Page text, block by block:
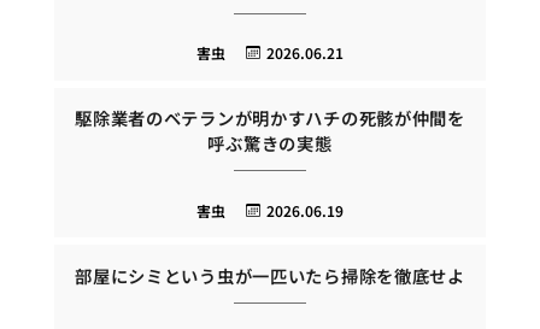
2026.06.21
害虫
駆除業者のベテランが明かすハチの死骸が仲間を
呼ぶ驚きの実態
2026.06.19
害虫
部屋にシミという虫が一匹いたら掃除を徹底せよ